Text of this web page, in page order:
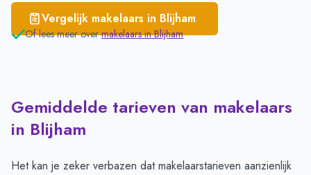
Vergelijk makelaars in Blijham
Of lees meer over makelaars inBlijham
Gemiddelde tarieven van makelaars
in Blijham
Het kan je zeker verbazen dat makelaarstarieven aanzienlijk